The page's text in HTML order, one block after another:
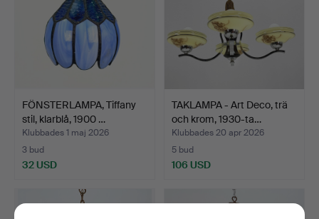
FÖNSTERLAMPA, Tiffany
stil, klarblå, 1900 …
Klubbades 1 maj 2026
3 bud
32 USD
TAKLAMPA - Art Deco, trä
och krom, 1930-ta…
Klubbades 20 apr 2026
5 bud
106 USD